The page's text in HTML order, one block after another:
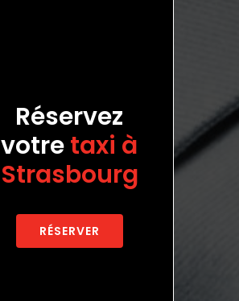
Réservez
votretaxi à
Strasbourg
RÉSERVER